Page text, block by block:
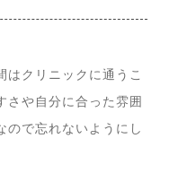
はクリニックに通うこ
さや自分に合った雰囲
ので忘れないようにし